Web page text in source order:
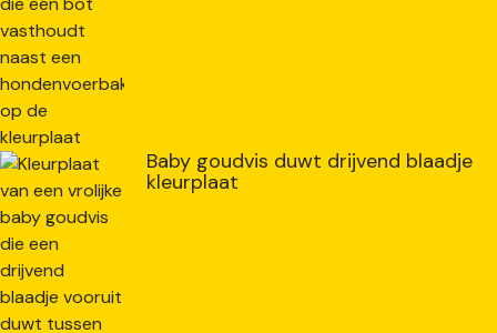
Baby goudvis duwt drijvend blaadje
kleurplaat